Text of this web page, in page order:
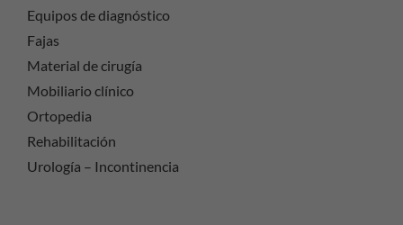
Equipos de diagnóstico
Fajas
Material de cirugía
Mobiliario clínico
Ortopedia
Rehabilitación
Urología – Incontinencia